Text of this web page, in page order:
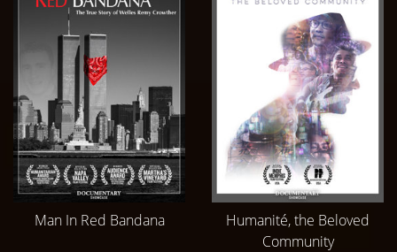
Man In Red Bandana
Humanité, the Beloved
Community